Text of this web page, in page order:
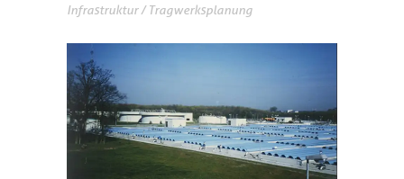
Infrastruktur/Tragwerksplanung